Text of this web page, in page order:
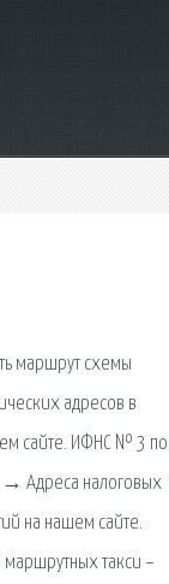
маршрут схемы
адресов в
сайте. ИФНС № 3 по
→ Адреса налоговых
на нашем сайте.
маршрутных такси –